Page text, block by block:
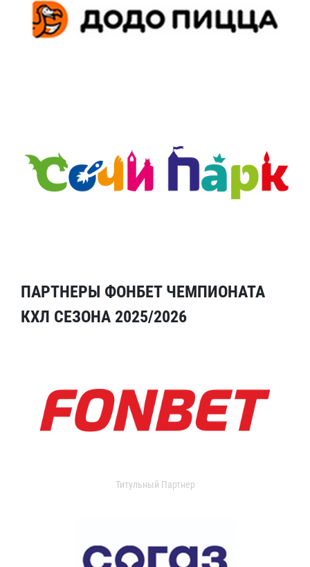
ПАРТНЕРЫ ФОНБЕТ ЧЕМПИОНАТА
КХЛ СЕЗОНА 2025/2026
Титульный Партнер